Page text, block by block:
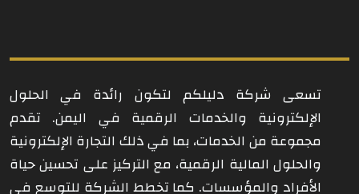
تسعى شركة دليلكم لتكون رائدة في الحلول
الإلكترونية والخدمات الرقمية في اليمن. تقدم
مجموعة من الخدمات، بما في ذلك التجارة الإلكترونية
والحلول المالية الرقمية، مع التركيز على تحسين حياة
الأفراد والمؤسسات. كما تخطط الشركة للتوسع في